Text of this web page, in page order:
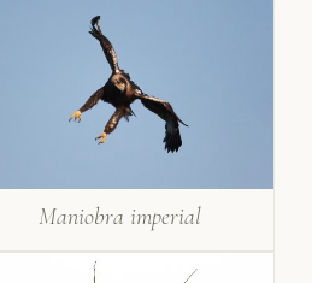
Maniobra imperial